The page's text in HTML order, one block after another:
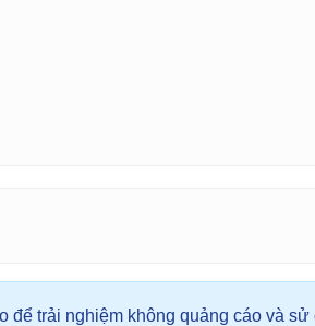
để trải nghiệm không quảng cáo và sử